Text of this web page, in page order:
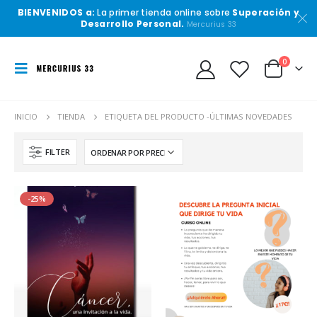
BIENVENIDOS a: La primer tienda online sobre Superación y
Desarrollo Personal. Mercurius 33
0
INICIO TIENDA ETIQUETA DEL PRODUCTO -ÚLTIMAS NOVEDADES
FILTER
-25%